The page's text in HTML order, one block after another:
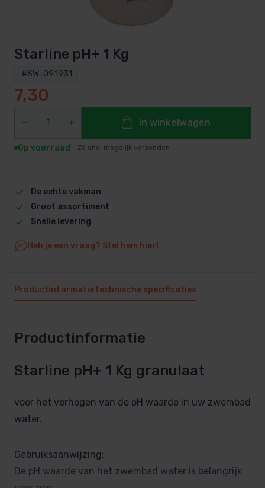
Starline pH+ 1 Kg
#SW-09.1931
7,30
In winkelwagen
Op voorraad Zo snel mogelijk verzonden
De echte vakman
Groot assortiment
Snelle levering
Heb je een vraag? Stel hem hier!
ProductinformatieTechnische specificaties
Productinformatie
Starline pH+ 1 Kg granulaat
voor het verhogen van de pH waarde in uw zwembad
water.
Gebruiksaanwijzing:
De pH waarde van het zwembad water is belangrijk